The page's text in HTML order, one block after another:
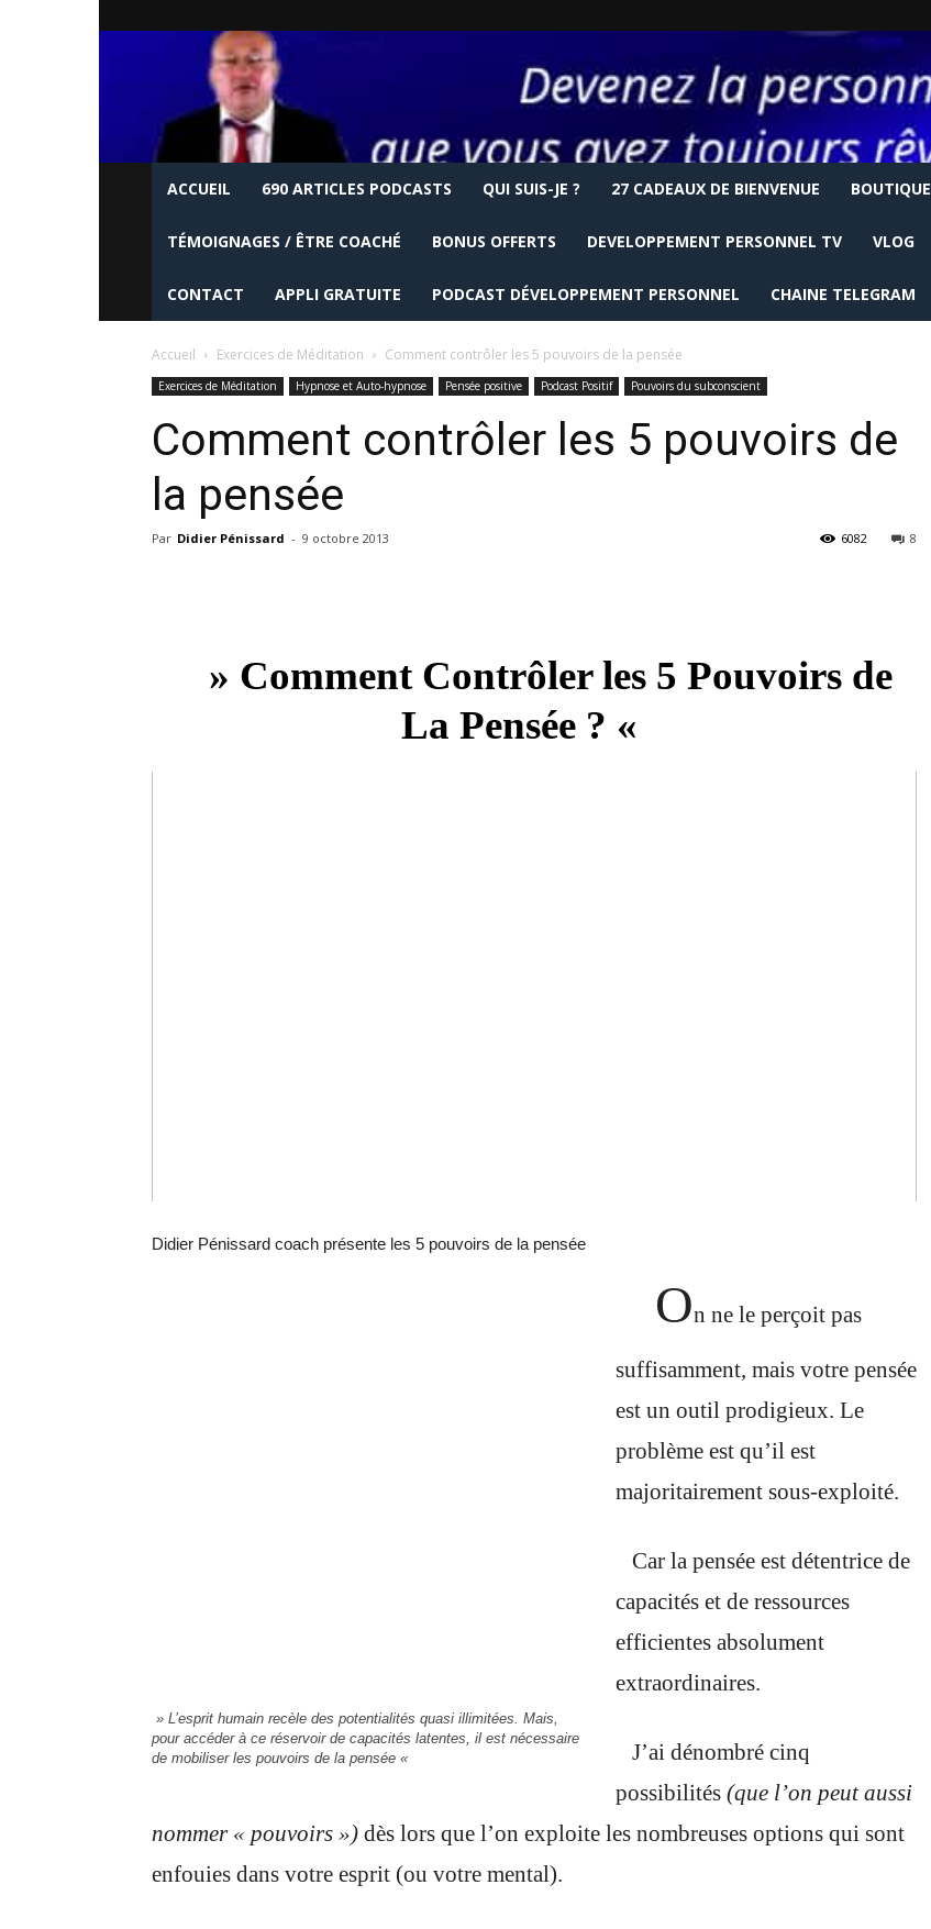
ACCUEIL 690 ARTICLES PODCASTS QUI SUIS-JE ? 27 CADEAUX DE BIENVENUE BOUTIQUE
TÉMOIGNAGES / ÊTRE COACHÉ BONUS OFFERTS DEVELOPPEMENT PERSONNEL TV VLOG
CONTACT APPLI GRATUITE PODCAST DÉVELOPPEMENT PERSONNEL CHAINE TELEGRAM
Accueil Exercices de Méditation Comment contrôler les 5 pouvoirs de la pensée
Exercices de Méditation Hypnose et Auto-hypnose Pensée positive Podcast Positif Pouvoirs du subconscient
Comment contrôler les 5 pouvoirs de
la pensée
Par Didier Pénissard - 9 octobre 2013 8
6082
» Comment Contrôler les 5 Pouvoirs de
La Pensée ? «
Didier Pénissard coach présente les 5 pouvoirs de la pensée
» L’esprit humain recèle des potentialités quasi illimitées. Mais,
pour accéder à ce réservoir de capacités latentes, il est nécessaire
de mobiliser les pouvoirs de la pensée «
On ne le perçoit pas
suffisamment, mais votre pensée
est un outil prodigieux. Le
problème est qu’il est
majoritairement sous-exploité.
Car la pensée est détentrice de
capacités et de ressources
efficientes absolument
extraordinaires.
J’ai dénombré cinq
possibilités (que l’on peut aussi
nommer « pouvoirs ») dès lors que l’on exploite les nombreuses options qui sont
enfouies dans votre esprit (ou votre mental).